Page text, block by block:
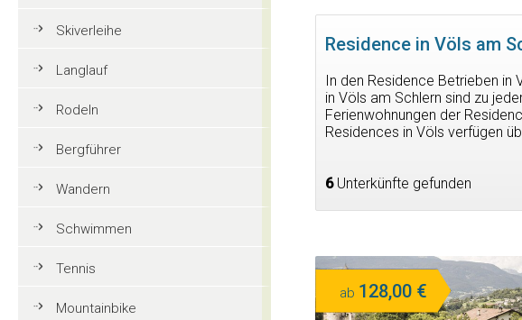
Skiverleihe
Langlauf
Rodeln
Bergführer
Wandern
Schwimmen
Tennis
Mountainbike
Residence in Völs am
In den Residence Betrieben in
in Völs am Schlern sind zu
Ferienwohnungen der
Residences in Völs verfügen
6Unterkünfte gefunden
ab 128,00 €